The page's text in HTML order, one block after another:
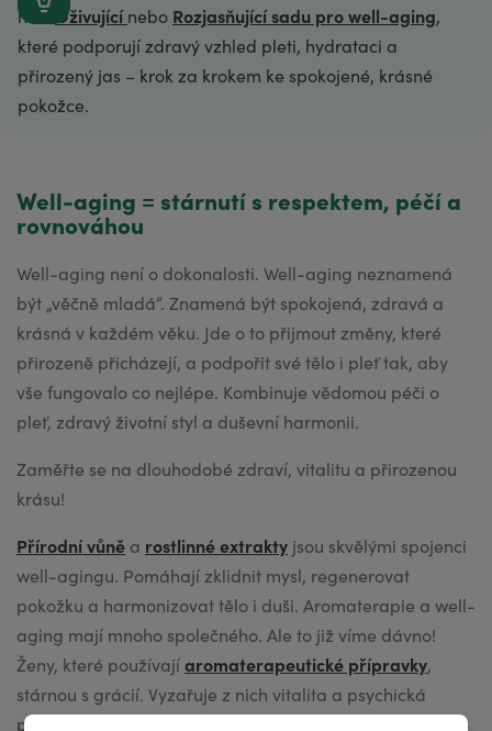
naši
Oživující nebo Rozjasňující sadu pro well-aging,
které podporují zdravý vzhled pleti, hydrataci a
přirozený jas – krok za krokem ke spokojené, krásné
pokožce.
Přírodní vůně rostlinné extrakty
aromaterapeutické přípravky